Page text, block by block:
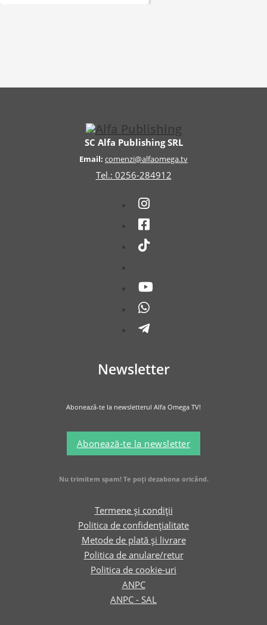
SC Alfa Publishing SRL
Email: comenzi@alfaomega.tv
Tel.: 0256-284912
Newsletter
Abonează-te la newsletterul Alfa Omega TV!
Abonează-te la newsletter
Nu trimitem spam! Te poți dezabona oricând.
Termene și condiții
Politica de confidențialitate
Metode de plată și livrare
Politica de anulare/retur
Politica de cookie-uri
ANPC
ANPC - SAL